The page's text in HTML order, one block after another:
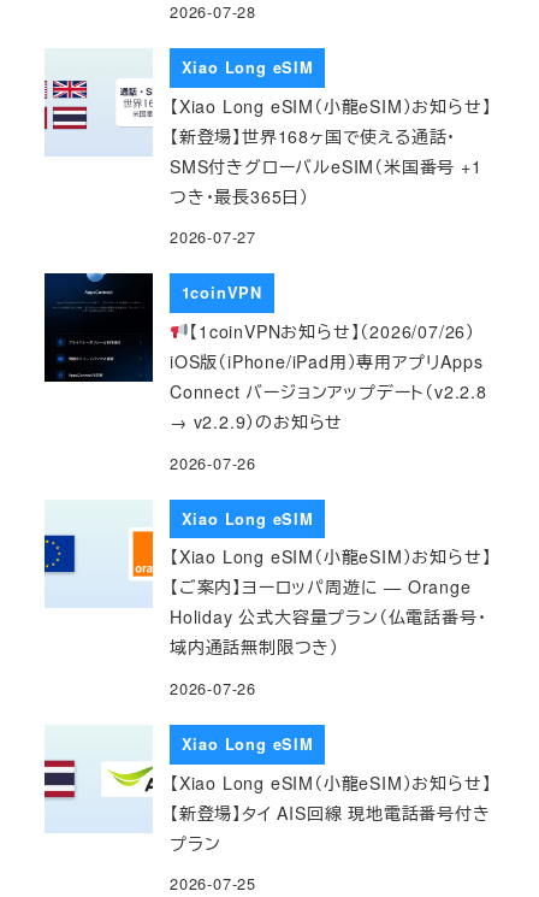
2026-07-28
Xiao Long eSIM
【Xiao Long eSIM（小龍eSIM）お知らせ】
【新登場】世界168ヶ国で使える通話・
SMS付きグローバルeSIM（米国番号 +1
つき・最長365日）
2026-07-27
1coinVPN
【1coinVPNお知らせ】（2026/07/26）
iOS版（iPhone/iPad用）専用アプリApps
Connect バージョンアップデート（v2.2.8
→ v2.2.9）のお知らせ
2026-07-26
Xiao Long eSIM
【Xiao Long eSIM（小龍eSIM）お知らせ】
【ご案内】ヨーロッパ周遊に — Orange
Holiday 公式大容量プラン（仏電話番号・
域内通話無制限つき）
2026-07-26
Xiao Long eSIM
【Xiao Long eSIM（小龍eSIM）お知らせ】
【新登場】タイ AIS回線 現地電話番号付き
プラン
2026-07-25